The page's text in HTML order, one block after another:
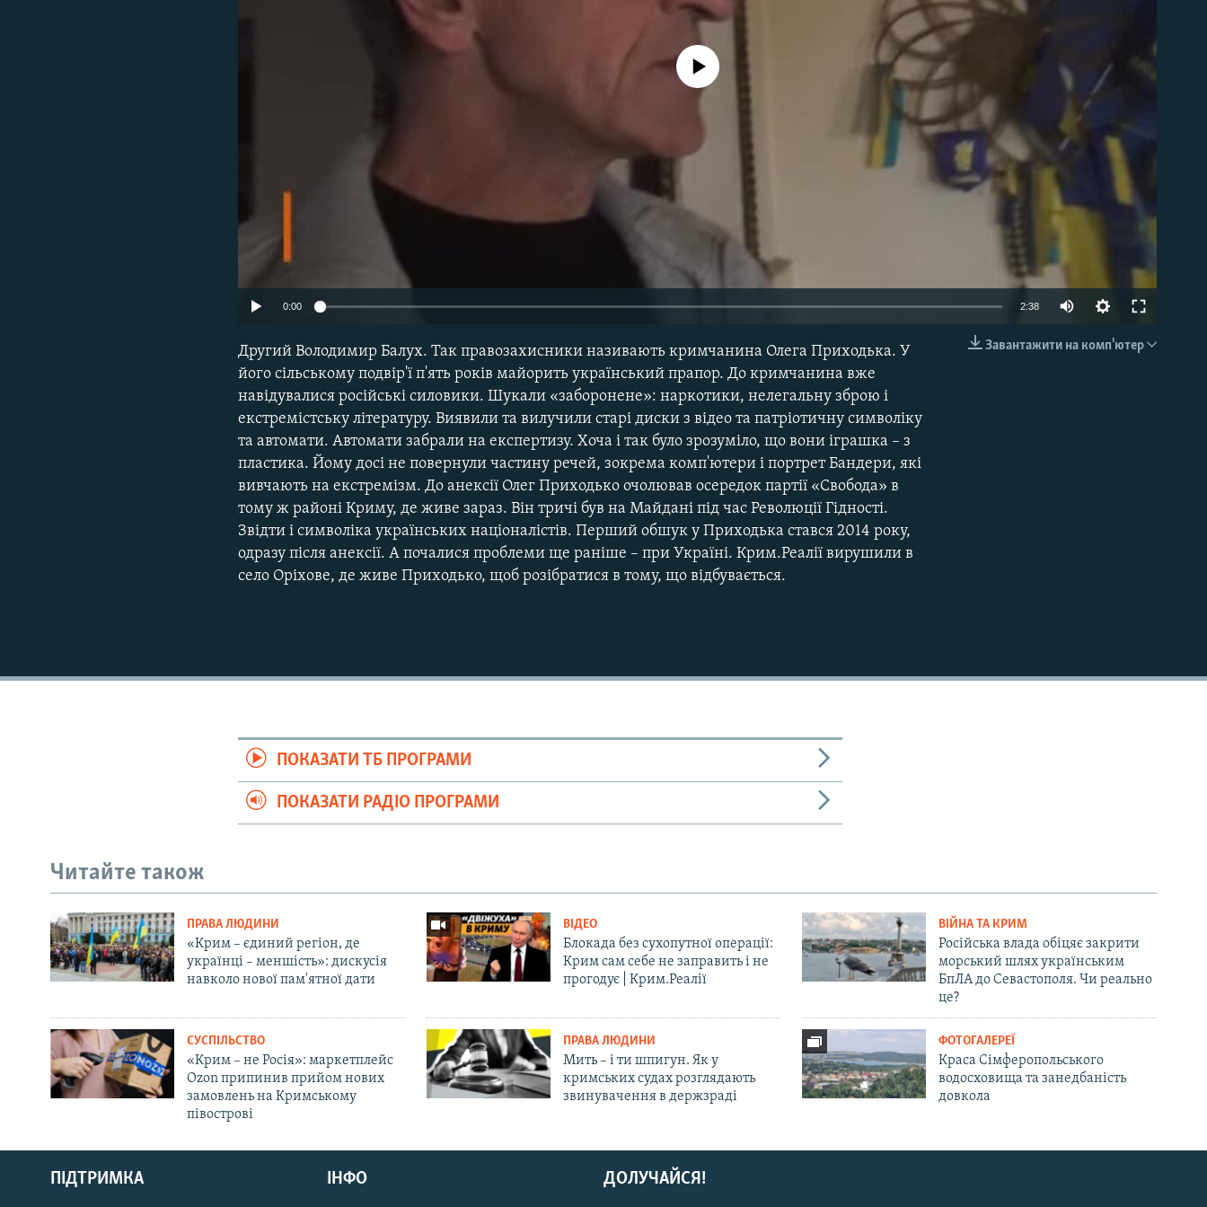
Русский
Qırımtatar
No media source currently available
0:00 2:38
Завантажити на комп'ютер
Другий Володимир Балух. Так правозахисники називають кримчанина Олега Приходька. У
його сільському подвір'ї п'ять років майорить український прапор. До кримчанина вже
навідувалися російські силовики. Шукали «заборонене»: наркотики, нелегальну зброю і
екстремістську літературу. Виявили та вилучили старі диски з відео та патріотичну символіку
та автомати. Автомати забрали на експертизу. Хоча і так було зрозуміло, що вони іграшка – з
пластика. Йому досі не повернули частину речей, зокрема комп'ютери і портрет Бандери, які
вивчають на екстремізм. До анексії Олег Приходько очолював осередок партії «Свобода» в
тому ж районі Криму, де живе зараз. Він тричі був на Майдані під час Революції Гідності.
Звідти і символіка українських націоналістів. Перший обшук у Приходька стався 2014 року,
одразу після анексії. А почалися проблеми ще раніше – при Україні. Крим.Реалії вирушили в
село Оріхове, де живе Приходько, щоб розібратися в тому, що відбувається.
ПОКАЗАТИ ТБ ПРОГРАМИ
ПОКАЗАТИ РАДІО ПРОГРАМИ
Читайте також
ПРАВА ЛЮДИНИ
«Крим – єдиний регіон, де
українці – меншість»: дискусія
навколо нової пам'ятної дати
ВІДЕО
Блокада без сухопутної операції:
Крим сам себе не заправить і не
прогодує | Крим.Реалії
ВІЙНА ТА КРИМ
Російська влада обіцяє закрити
морський шлях українським
БпЛА до Севастополя. Чи реально
це?
СУСПІЛЬСТВО
«Крим – не Росія»: маркетплейс
Ozon припинив прийом нових
замовлень на Кримському
півострові
ПРАВА ЛЮДИНИ
Мить – і ти шпигун. Як у
кримських судах розглядають
звинувачення в держзраді
ФОТОГАЛЕРЕЇ
Краса Сімферопольського
водосховища та занедбаність
довкола
ДОЛУЧАЙСЯ!
ПІДТРИМКА ІНФО